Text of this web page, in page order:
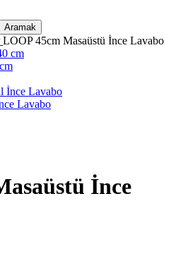
Aramak
LOOP 45cm Masaüstü İnce Lavabo
Lavabo
İnce